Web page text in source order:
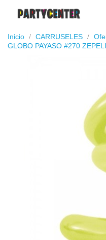
Inicio CARRUSELES
GLOBO PAYASO #270